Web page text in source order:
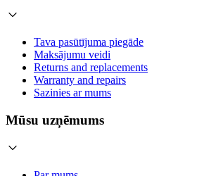
Tava pasūtījuma piegāde
Maksājumu veidi
Returns and replacements
Warranty and repairs
Sazinies ar mums
Mūsu uzņēmums